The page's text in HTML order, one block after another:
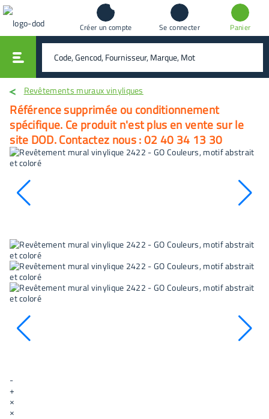
Créer un compte Se connecter Panier
rechercher
Revêtements muraux vinyliques
Référence supprimée ou conditionnement
spécifique. Ce produit n'est plus en vente sur le
site DOD. Contactez nous : 02 40 34 13 30
-
+
×
×